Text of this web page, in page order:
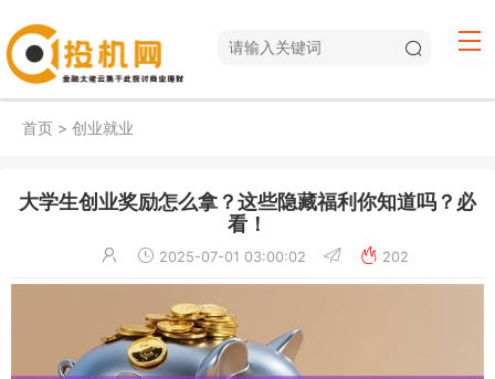
首页 > 创业就业
大学生创业奖励怎么拿？这些隐藏福利你知道吗？必
看！
2025-07-01 03:00:02 202